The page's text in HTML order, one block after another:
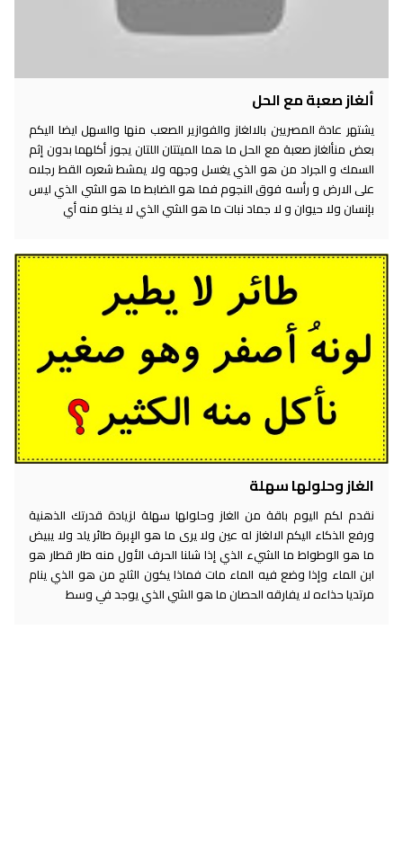
ألغاز صعبة مع الحل
يشتهر عادة المصريين بالالغاز والفوازير الصعب منها والسهل ايضا اليكم
بعض منألغاز صعبة مع الحل ما هما الميتتان اللتان يجوز أكلهما بدون إثم
السمك و الجراد من هو الذي يغسل وجهه ولا يمشط شعره القط رجلاه
على الارض و رأسه فوق النجوم فما هو الضابط ما هو الشي الذي ليس
بإنسان ولا حيوان و لا جماد نبات ما هو الشي الذي لا يخلو منه أي
الغاز وحلولها سهلة
نقدم لكم اليوم باقة من الغاز وحلولها سهلة لزيادة قدرتك الذهنية
ورفع الذكاء اليكم الالغاز له عين ولا يرى ما هو الإبرة طائر يلد ولا يبيض
ما هو الوطواط ما الشيء الذي إذا شلنا الحرف الأول منه طار قطار هو
ابن الماء وإذا وضع فيه الماء مات فماذا يكون الثلج من هو الذي ينام
مرتديا حذاءه لا يفارقه الحصان ما هو الشي الذي يوجد في وسط